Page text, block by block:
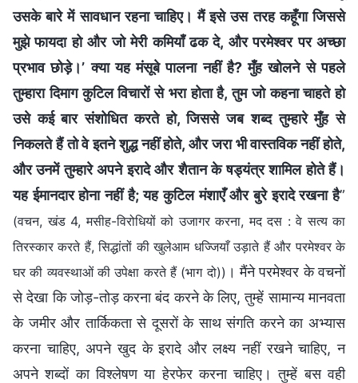
उसके बारे में सावधान रहना चाहिए। मैं इसे उस तरह कहूँगा जिससे
मुझे फायदा हो और जो मेरी कमियाँ ढक दे, और परमेश्वर पर अच्छा
प्रभाव छोड़े।’ क्या यह मंसूबे पालना नहीं है? मुँह खोलने से पहले
तुम्हारा दिमाग कुटिल विचारों से भरा होता है, तुम जो कहना चाहते हो
उसे कई बार संशोधित करते हो, जिससे जब शब्द तुम्हारे मुँह से
निकलते हैं तो वे इतने शुद्ध नहीं होते, और जरा भी वास्तविक नहीं होते,
और उनमें तुम्हारे अपने इरादे और शैतान के षड्यंत्र शामिल होते हैं।
यह ईमानदार होना नहीं है; यह कुटिल मंशाएँ और बुरे इरादे रखना है”
(वचन, खंड 4, मसीह-विरोधियों को उजागर करना, मद दस : वे सत्य का
तिरस्कार करते हैं, सिद्धांतों की खुलेआम धज्जियाँ उड़ाते हैं और परमेश्वर के
घर की व्यवस्थाओं की उपेक्षा करते हैं (भाग दो)) । मैंने परमेश्वर के वचनों
से देखा कि जोड़-तोड़ करना बंद करने के लिए, तुम्हें सामान्य मानवता
के जमीर और तार्किकता से दूसरों के साथ संगति करने का अभ्यास
करना चाहिए, अपने खुद के इरादे और लक्ष्य नहीं रखने चाहिए, न
अपने शब्दों का विश्लेषण या हेरफेर करना चाहिए। तुम्हें बस वही